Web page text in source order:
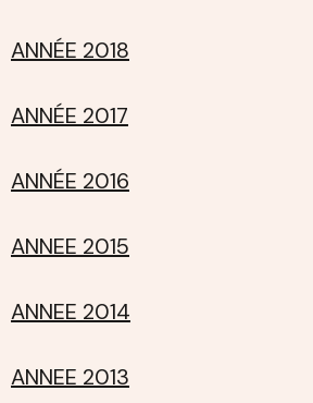
ANNÉE 2018
ANNÉE 2017
ANNÉE 2016
ANNEE 2015
ANNEE 2014
ANNEE 2013